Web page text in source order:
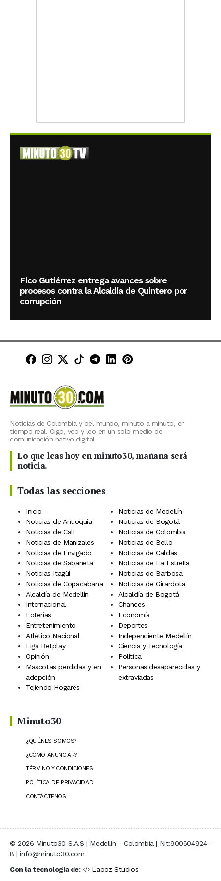
Fico Gutiérrez entrega avances sobre
procesos contra la Alcaldía de Quintero por
corrupción
Minuto30 en Facebook
Minuto30 en Instagram
Minuto30 en X (Twitter)
Minuto30 en TikTok
Canal de Minuto30 en
Minuto30 en LinkedIn
Minuto30 en
Noticias de Colombia y del mundo, minuto a minuto, en
tiempo real. Oigo, veo y leo en un solo medio de
comunicación nativo digital.
Lo que leas hoy en minuto30, mañana será
noticia.
Todas las secciones
Inicio
Noticias de Medellín
Noticias de Antioquia
Noticias de Bogotá
Noticias de Cali
Noticias de Colombia
Noticias de Manizales
Noticias de Bello
Noticias de Envigado
Noticias de Caldas
Noticias de Sabaneta
Noticias de La Estrella
Noticias Itagüí
Noticias de Barbosa
Noticias de Copacabana
Noticias de Girardota
Alcaldía de Medellín
Alcaldía de Bogotá
Internacional
Chances
Loterías
Economía
Entretenimiento
Deportes
Atlético Nacional
Independiente Medellín
Liga Betplay
Ciencia y Tecnología
Opinión
Política
Mascotas perdidas y en
adopción
Personas desaparecidas y
extraviadas
Tejiendo Hogares
Minuto30
¿QUIÉNES SOMOS?
¿CÓMO ANUNCIAR?
TÉRMINO Y CONDICIONES
POLÍTICA DE PRIVACIDAD
CONTÁCTENOS
© 2026 Minuto30 S.A.S | Medellín - Colombia | Nit:900604924-
8 | info@minuto30.com
Con la tecnología de:
Laooz Studios